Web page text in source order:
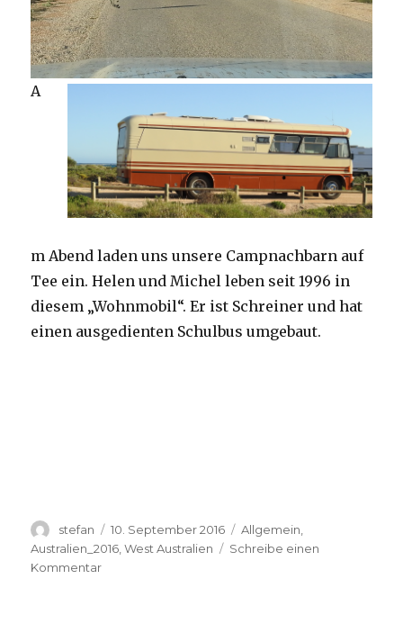
A
m Abend laden uns unsere Campnachbarn auf
Tee ein. Helen und Michel leben seit 1996 in
diesem „Wohnmobil“. Er ist Schreiner und hat
einen ausgedienten Schulbus umgebaut.
Autor
stefan
Veröffentlicht
am
10. September 2016 Kategorien
Allgemein
Australien_2016 ,West Australien
Schreibe einen
Kommentarzu